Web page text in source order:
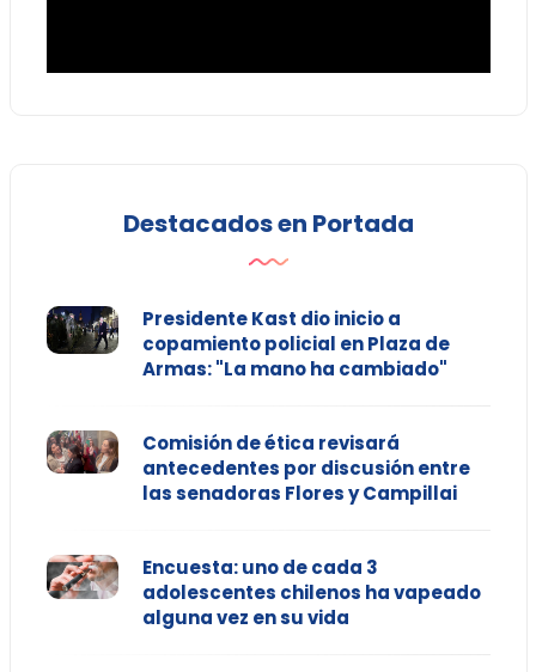
Destacados en Portada
Presidente Kast dio inicio a
copamiento policial en Plaza de
Armas: "La mano ha cambiado"
Comisión de ética revisará
antecedentes por discusión entre
las senadoras Flores y Campillai
Encuesta: uno de cada 3
adolescentes chilenos ha vapeado
alguna vez en su vida